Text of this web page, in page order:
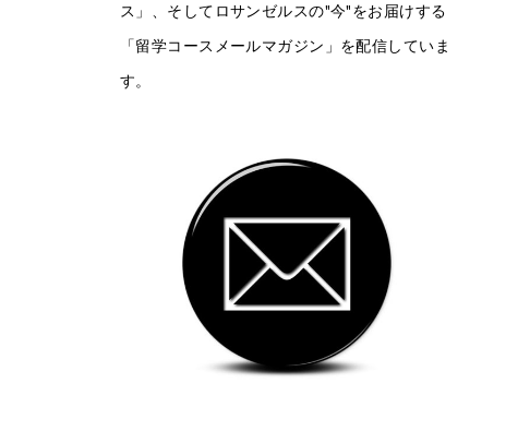
ス」、そしてロサンゼルスの"今"をお届けする
「留学コースメールマガジン」を配信していま
す。